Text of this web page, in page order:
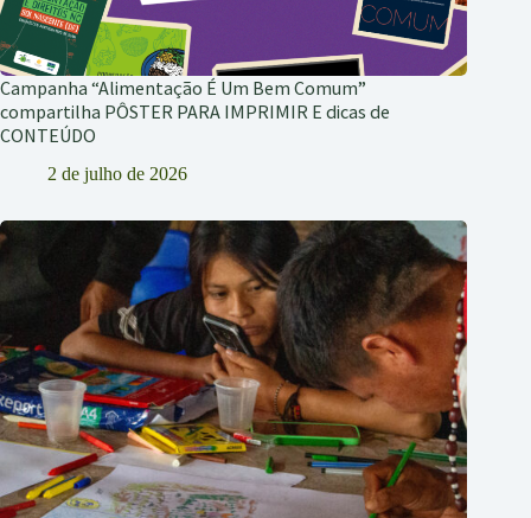
Campanha “Alimentação É Um Bem Comum”
compartilha PÔSTER PARA IMPRIMIR E dicas de
CONTEÚDO
2 de julho de 2026